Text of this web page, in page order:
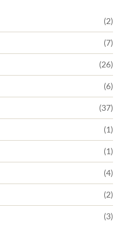
(2)
(7)
(26)
(6)
(37)
(1)
(1)
(4)
(2)
(3)